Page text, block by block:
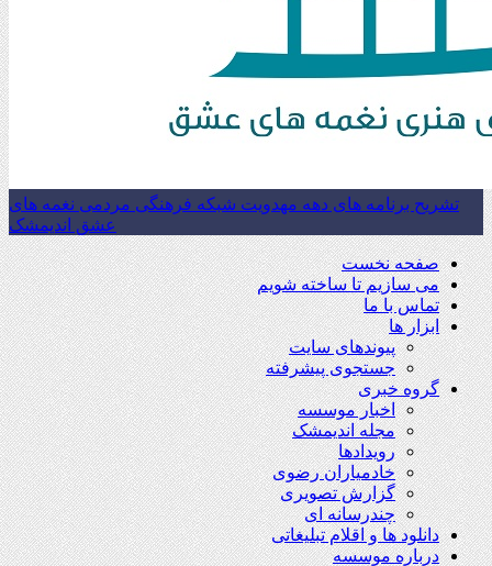
تشریح برنامه های دهه مهدویت شبکه فرهنگی مردمی نغمه های
عشق اندیمشک
صفحه نخست
می سازیم تا ساخته شویم
تماس با ما
ابزار ها
پیوندهای سایت
جستجوی پیشرفته
گروه خبری
اخبار موسسه
مجله اندیمشک
رویدادها
خادمیاران رضوی
گزارش تصویری
چندرسانه ای
دانلود ها و اقلام تبلیغاتی
درباره موسسه